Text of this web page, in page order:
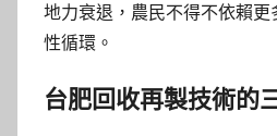
地力衰退，農民不得不依賴
性循環。
台肥回收再製技術的